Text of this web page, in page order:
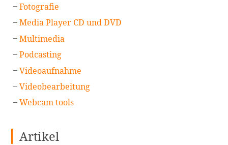
Fotografie
Media Player CD und DVD
Multimedia
Podcasting
Videoaufnahme
Videobearbeitung
Webcam tools
Artikel